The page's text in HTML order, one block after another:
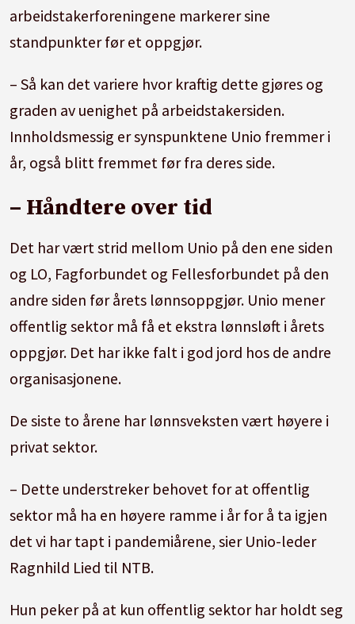
arbeidstakerforeningene markerer sine
standpunkter før et oppgjør.
– Så kan det variere hvor kraftig dette gjøres og
graden av uenighet på arbeidstakersiden.
Innholdsmessig er synspunktene Unio fremmer i
år, også blitt fremmet før fra deres side.
– Håndtere over tid
Det har vært strid mellom Unio på den ene siden
og LO, Fagforbundet og Fellesforbundet på den
andre siden før årets lønnsoppgjør. Unio mener
offentlig sektor må få et ekstra lønnsløft i årets
oppgjør. Det har ikke falt i god jord hos de andre
organisasjonene.
De siste to årene har lønnsveksten vært høyere i
privat sektor.
– Dette understreker behovet for at offentlig
sektor må ha en høyere ramme i år for å ta igjen
det vi har tapt i pandemiårene, sier Unio-leder
Ragnhild Lied til NTB.
Hun peker på at kun offentlig sektor har holdt seg